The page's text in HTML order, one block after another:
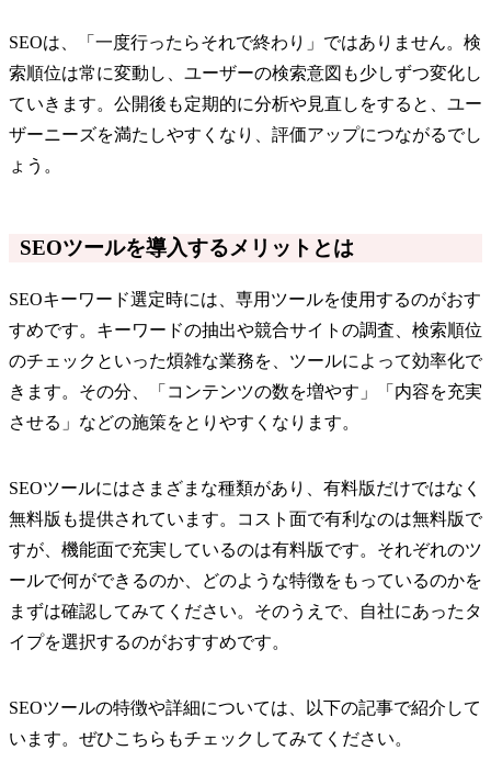
SEOは、「一度行ったらそれで終わり」ではありません。検
索順位は常に変動し、ユーザーの検索意図も少しずつ変化し
ていきます。公開後も定期的に分析や見直しをすると、ユー
ザーニーズを満たしやすくなり、評価アップにつながるでし
ょう。
SEOツールを導入するメリットとは
SEOキーワード選定時には、専用ツールを使用するのがおす
すめです。キーワードの抽出や競合サイトの調査、検索順位
のチェックといった煩雑な業務を、ツールによって効率化で
きます。その分、「コンテンツの数を増やす」「内容を充実
させる」などの施策をとりやすくなります。
SEOツールにはさまざまな種類があり、有料版だけではなく
無料版も提供されています。コスト面で有利なのは無料版で
すが、機能面で充実しているのは有料版です。それぞれのツ
ールで何ができるのか、どのような特徴をもっているのかを
まずは確認してみてください。そのうえで、自社にあったタ
イプを選択するのがおすすめです。
SEOツールの特徴や詳細については、以下の記事で紹介して
います。ぜひこちらもチェックしてみてください。